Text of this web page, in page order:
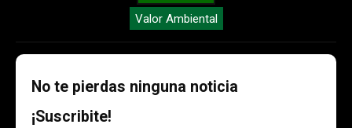
Valor Ambiental
No te pierdas ninguna noticia
¡Suscribite!